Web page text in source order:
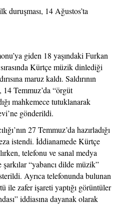
duruşması, 14 Ağustos’ta
giden 18 yaşındaki Furkan
Kürtçe müzik dinlediği
maruz kaldı. Saldırının
14 Temmuz’da “örgüt
mahkemece tutuklanarak
gönderildi.
27 Temmuz’da hazırladığı
istendi. İddianamede Kürtçe
telefonu ve sanal medya
“yabancı dilde müzik”
Ayrıca telefonunda bulunan
ile zafer işareti yaptığı görüntüler
iddiasına dayanak olarak